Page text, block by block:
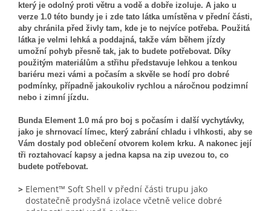
který je odolný proti větru a vodě a dobře izoluje. A jako u
verze 1.0 této bundy je i zde tato látka umístěna v přední části,
aby chránila před živly tam, kde je to nejvíce potřeba. Použitá
látka je velmi lehká a poddajná, takže vám během jízdy
umožní pohyb přesně tak, jak to budete potřebovat. Díky
použitým materiálům a střihu představuje lehkou a tenkou
bariéru mezi vámi a počasím a skvěle se hodí pro dobré
podmínky, případně jakoukoliv rychlou a náročnou podzimní
nebo i zimní jízdu.
Bunda Element 1.0 má pro boj s počasím i další vychytávky,
jako je shrnovací límec, který zabrání chladu i vlhkosti, aby se
Vám dostaly pod oblečení otvorem kolem krku. A nakonec její
tři roztahovací kapsy a jedna kapsa na zip uvezou to, co
budete potřebovat.
> Element™ Soft Shell v přední části trupu jako
dostatečně prodyšná izolace včetně velice dobré